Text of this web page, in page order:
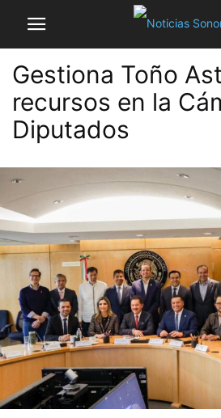
Gestiona Toño
recursos en la
Diputados